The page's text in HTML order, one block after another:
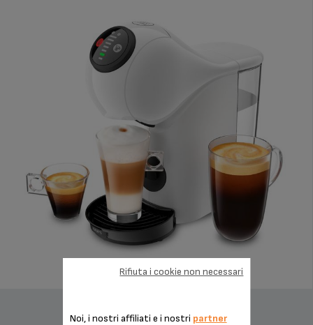
Noi, i nostri affiliati e i nostri partner
Rifiuta i cookie non necessari